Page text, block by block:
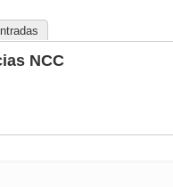
NCC